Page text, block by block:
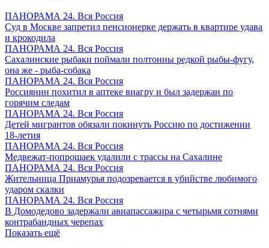
ПАНОРАМА 24. Вся Россия
Суд в Москве запретил пенсионерке держать в квартире удава
и крокодила
ПАНОРАМА 24. Вся Россия
Сахалинские рыбаки поймали полтонны редкой рыбы-фугу,
она же - рыба-собака
ПАНОРАМА 24. Вся Россия
Россиянин похитил в аптеке виагру и был задержан по
горячим следам
ПАНОРАМА 24. Вся Россия
Детей мигрантов обязали покинуть Россию по достижении
18-летия
ПАНОРАМА 24. Вся Россия
Медвежат-попрошаек удалили с трассы на Сахалине
ПАНОРАМА 24. Вся Россия
Жительница Приамурья подозревается в убийстве любимого
ударом скалки
ПАНОРАМА 24. Вся Россия
В Домодедово задержали авиапассажира с четырьмя сотнями
контрабандных черепах
Показать ещё